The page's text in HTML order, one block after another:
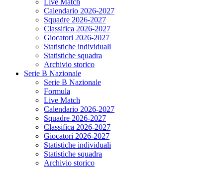
Live Match
Calendario 2026-2027
Squadre 2026-2027
Classifica 2026-2027
Giocatori 2026-2027
Statistiche individuali
Statistiche squadra
Archivio storico
Serie B Nazionale
Serie B Nazionale
Formula
Live Match
Calendario 2026-2027
Squadre 2026-2027
Classifica 2026-2027
Giocatori 2026-2027
Statistiche individuali
Statistiche squadra
Archivio storico